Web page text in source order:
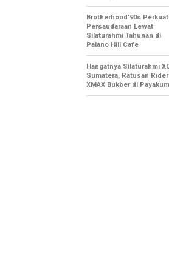
Brotherhood’90s Perkuat
Persaudaraan Lewat
Silaturahmi Tahunan di
Palano Hill Cafe
Hangatnya Silaturahmi
Sumatera, Ratusan Rider
XMAX Bukber di